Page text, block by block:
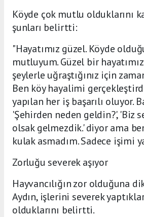
Köyde çok mutlu olduklarını
şunları belirtti:
"Hayatımız güzel. Köyde
mutluyum. Güzel bir
şeylerle uğraştığınız için
Ben köy hayalimi
yapılan her iş başarılı oluyor.
'Şehirden neden geldin?', 'Biz
olsak gelmezdik.' diyor ama
kulak asmadım. Sadece işimi
Zorluğu severek aşıyor
Hayvancılığın zor olduğuna
Aydın, işlerini severek
olduklarını belirtti.